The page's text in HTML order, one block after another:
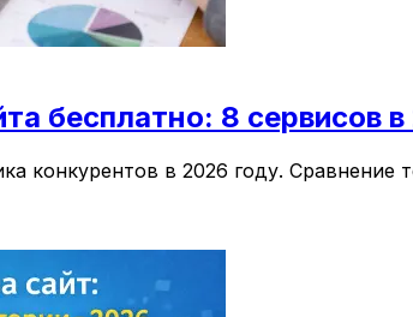
бесплатно: 8 сервисов
конкурентов в 2026 году.